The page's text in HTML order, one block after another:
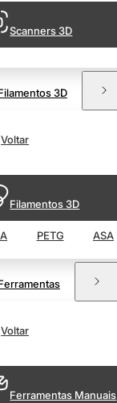
Scanners 3D
3D
Voltar
Filamentos 3D
PETG ASA
Voltar
Ferramentas Manuais